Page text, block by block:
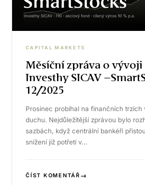
CAPITAL MARKETS
Měsíční zpráva o
Investhy SICAV
12/2025
Prosinec probíhal na finančních trzích
duchu. Nejdůležitější zprávou bylo
sazbách, když centrální bankéři
snížení již potřetí v…
ČÍST KOMENTÁŘ →